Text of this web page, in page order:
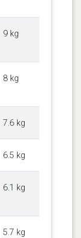
9 kg
8 kg
7.6 kg
6.5 kg
6.1 kg
5.7 kg